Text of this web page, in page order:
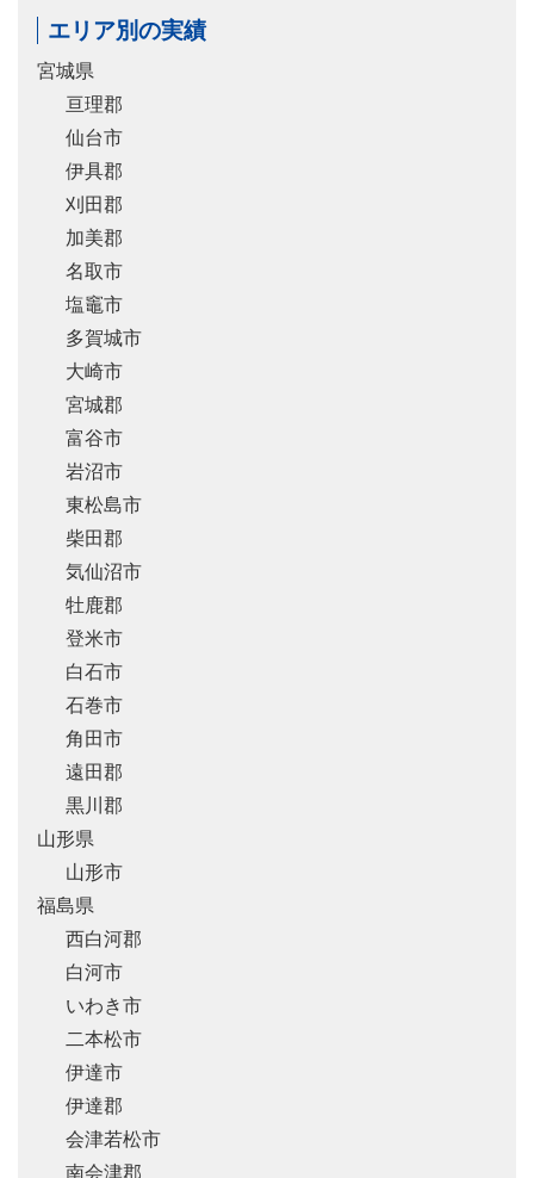
エリア別の実績
宮城県
亘理郡
仙台市
伊具郡
刈田郡
加美郡
名取市
塩竈市
多賀城市
大崎市
宮城郡
富谷市
岩沼市
東松島市
柴田郡
気仙沼市
牡鹿郡
登米市
白石市
石巻市
角田市
遠田郡
黒川郡
山形県
山形市
福島県
西白河郡
白河市
いわき市
二本松市
伊達市
伊達郡
会津若松市
南会津郡